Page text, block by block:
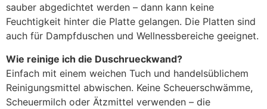
sauber abgedichtet werden – dann kann keine
Feuchtigkeit hinter die Platte gelangen. Die Platten sind
auch für Dampfduschen und Wellnessbereiche geeignet.
Wie reinige ich die Duschrueckwand?
Einfach mit einem weichen Tuch und handelsüblichem
Reinigungsmittel abwischen. Keine Scheuerschwämme,
Scheuermilch oder Ätzmittel verwenden – die